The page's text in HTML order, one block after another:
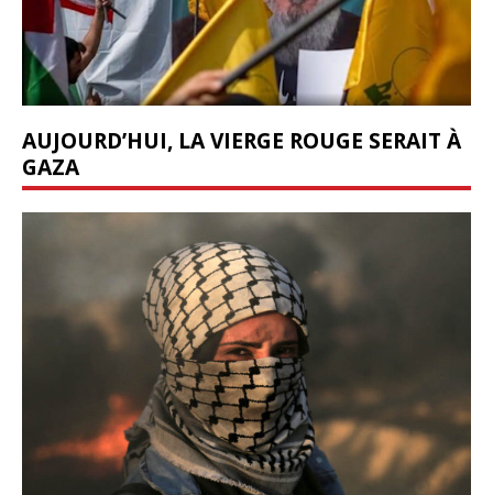
AUJOURD’HUI, LA VIERGE ROUGE SERAIT À
GAZA